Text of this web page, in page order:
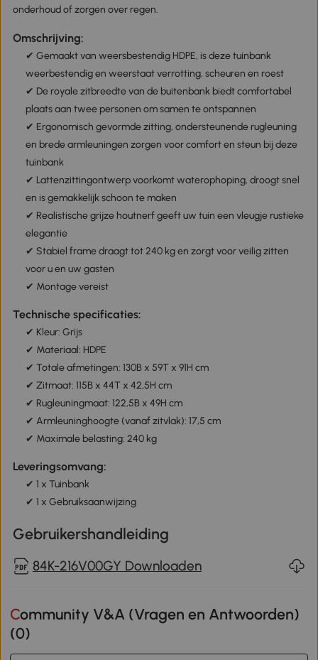
onderhoud of zorgen over regen.
Omschrijving:
✔ Gemaakt van weersbestendig HDPE, is deze tuinbank
weerbestendig en weerstaat verrotting, scheuren en roest
✔ De royale zitbreedte van de buitenbank biedt comfortabel
plaats aan twee personen om samen te ontspannen
✔ Ergonomisch gevormde zitting, ondersteunende rugleuning
en brede armleuningen zorgen voor comfort en steun bij deze
tuinbank
✔ Lattenzittingontwerp voorkomt waterophoping, droogt snel
en is gemakkelijk schoon te maken
✔ Realistische grijze houtnerf geeft uw tuin een vleugje rustieke
elegantie
✔ Stabiel frame draagt tot 240 kg en zorgt voor veilig zitten
voor u en uw gasten
✔ Montage vereist
Technische specificaties:
✔ Kleur: Grijs
✔ Materiaal: HDPE
✔ Totale afmetingen: 130B x 59T x 91H cm
✔ Zitmaat: 115B x 44T x 42,5H cm
✔ Rugleuningmaat: 122,5B x 49H cm
✔ Armleuninghoogte (vanaf zitvlak): 17,5 cm
✔ Maximale belasting: 240 kg
Leveringsomvang:
✔ 1 x Tuinbank
✔ 1 x Gebruiksaanwijzing
Gebruikershandleiding
84K-216V00GY Downloaden
Community V&A (Vragen en Antwoorden)
(0)